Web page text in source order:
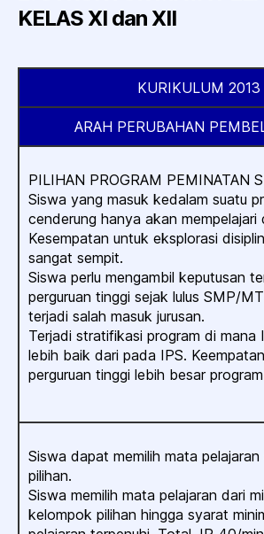
KELAS XI dan XII
KURIKULUM 2013
ARAH PERUBAHAN
PILIHAN PROGRAM PEMINATAN
Siswa yang masuk kedalam suatu
cenderung hanya akan mempelajari
Kesempatan untuk eksplorasi
sangat sempit.
Siswa perlu mengambil keputusan
perguruan tinggi sejak lulus SMP/
terjadi salah masuk jurusan.
Terjadi stratifikasi program di mana
lebih baik dari pada IPS.
perguruan tinggi lebih besar
Siswa dapat memilih mata
pilihan.
Siswa memilih mata pelajaran dari
kelompok pilihan hingga syarat